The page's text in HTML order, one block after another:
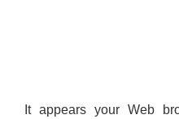
It appears your Web